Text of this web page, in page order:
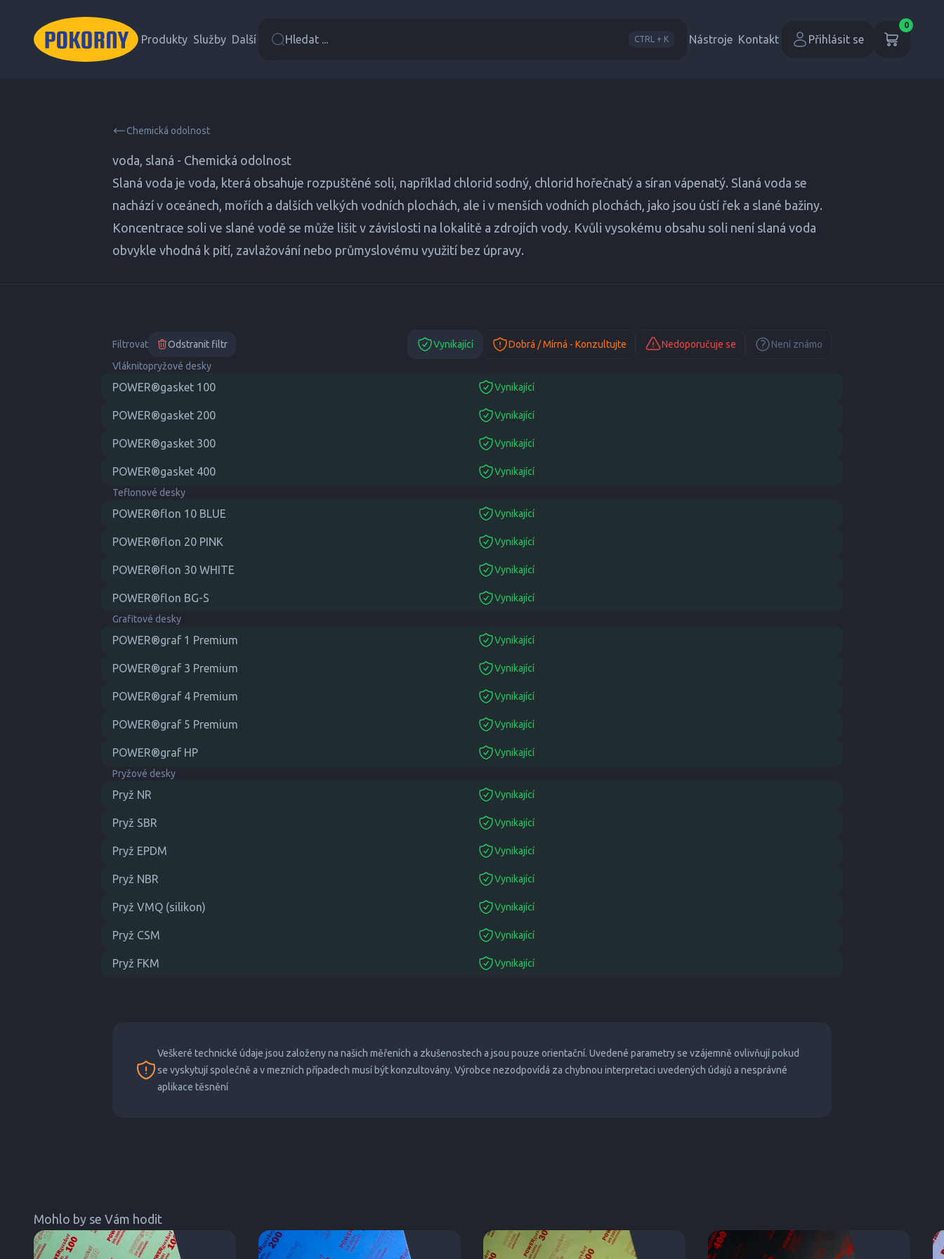
Produkty Služby Další Hledat ... CTRL + K Nástroje Kontakt Přihlásit se
0
Chemická odolnost
voda, slaná - Chemická odolnost
Slaná voda je voda, která obsahuje rozpuštěné soli, například chlorid sodný, chlorid hořečnatý a síran vápenatý. Slaná voda se
nachází v oceánech, mořích a dalších velkých vodních plochách, ale i v menších vodních plochách, jako jsou ústí řek a slané bažiny.
Koncentrace soli ve slané vodě se může lišit v závislosti na lokalitě a zdrojích vody. Kvůli vysokému obsahu soli není slaná voda
obvykle vhodná k pití, zavlažování nebo průmyslovému využití bez úpravy.
Filtrovat Odstranit filtr Vynikající Dobrá / Mírná - Konzultujte Nedoporučuje se
Není známo
Vláknitopryžové desky
POWER®gasket 100 Vynikající
suitable
POWER®gasket 200 Vynikající
suitable
POWER®gasket 300 Vynikající
suitable
POWER®gasket 400 Vynikající
suitable
Teflonové desky
POWER®flon 10 BLUE Vynikající
suitable
POWER®flon 20 PINK Vynikající
suitable
POWER®flon 30 WHITE Vynikající
suitable
POWER®flon BG-S Vynikající
suitable
Grafitové desky
POWER®graf 1 Premium Vynikající
suitable
POWER®graf 3 Premium Vynikající
suitable
POWER®graf 4 Premium Vynikající
suitable
POWER®graf 5 Premium Vynikající
suitable
POWER®graf HP Vynikající
suitable
Pryžové desky
Pryž NR Vynikající
suitable
Pryž SBR Vynikající
suitable
Pryž EPDM Vynikající
suitable
Pryž NBR Vynikající
suitable
Pryž VMQ (silikon) Vynikající
suitable
Pryž CSM Vynikající
suitable
Pryž FKM Vynikající
suitable
Veškeré technické údaje jsou založeny na našich měřeních a zkušenostech a jsou pouze orientační. Uvedené parametry se vzájemně ovlivňují pokud
se vyskytují společně a v mezních případech musí být konzultovány. Výrobce nezodpovídá za chybnou interpretaci uvedených údajů a nesprávné
aplikace těsnění
Mohlo by se Vám hodit